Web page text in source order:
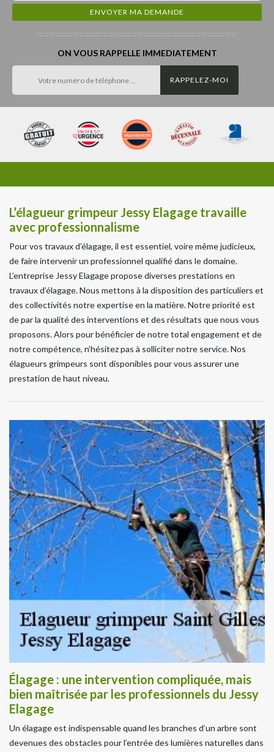
ON VOUS RAPPELLE IMMEDIATEMENT
L’élagueur grimpeur Jessy Elagage travaille
avec professionnalisme
Pour vos travaux d’élagage, il est essentiel, voire même judicieux,
de faire intervenir un professionnel qualifié dans le domaine.
L’entreprise Jessy Elagage propose diverses prestations en
travaux d’élagage. Nous mettons à la disposition des particuliers et
des collectivités notre expertise en la matière. Notre priorité est
de par la qualité des interventions et des résultats que nous vous
proposons. Alors pour bénéficier de notre total engagement et de
notre compétence, n’hésitez pas à solliciter notre service. Nos
élagueurs grimpeurs sont disponibles pour vous assurer une
prestation de haut niveau.
Élagage : une intervention compliquée, mais
bien maîtrisée par les professionnels du Jessy
Elagage
Un élagage est indispensable quand les branches d’un arbre sont
devenues des obstacles pour l’entrée des lumières naturelles dans